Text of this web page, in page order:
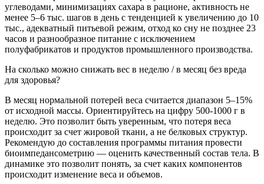
углеводами, минимизациях сахара в рационе, активность не
менее 5–6 тыс. шагов в день с тенденцией к увеличению до 10
тыс., адекватный питьевой режим, отход ко сну не позднее 23
часов и разнообразное питание с исключением
полуфабрикатов и продуктов промышленного производства.
На сколько можно снижать вес в неделю / в месяц без вреда
для здоровья?
В месяц нормальной потерей веса считается диапазон 5–15%
от исходной массы. Ориентируйтесь на цифру 500-1000 г в
неделю. Это позволит быть уверенным, что потеря веса
происходит за счет жировой ткани, а не белковых структур.
Рекомендую до составления программы питания провести
биоимпедансометрию — оценить качественный состав тела. В
динамике это позволит понять, за счет каких компонентов
происходит изменение веса и объемов.